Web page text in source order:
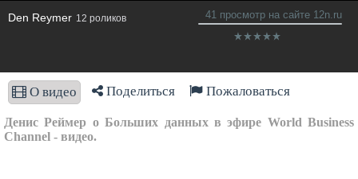
Den Reymer 12 роликов 41 просмотр на сайте 12n.ru
О видео Поделиться Пожаловаться
Денис Реймер о Больших данных в эфире World Business
Channel - видео.